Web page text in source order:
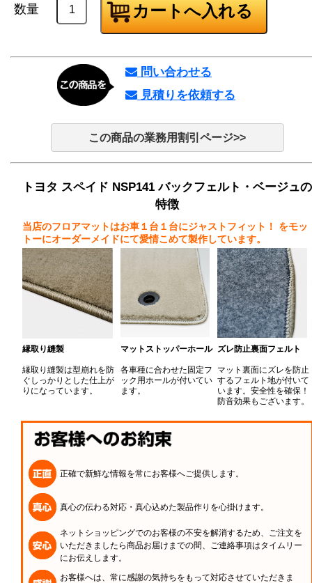
数量
問い合わせる
見積りを依頼する
この商品の業務用割引ページ>>
トヨタ スペイド NSP141 バックフェルト・ベージュの
特徴
当店のフロアマットはお車１台１台にジャストフィット！
をモッ
トーにオーダーメイドにて愛情こめて製作しています。
縁取り縫製
縁取り縫製は型崩れを防
ぐしっかりとした仕上が
りになっています。
マットストッパーホール
各車種に合わせた固定フ
ック用ホールが付いてい
ます。
ズレ防止裏面フェルト
マット裏面にズレを防止
するフェルト地が付いて
います。安全性を確保！
防音効果もございます。
正確で新鮮な情報を常にお客様へご提供します。
真心の伝わる対応・真心込めた製品作りを心掛けます。
ネットショッピングでのお客様の不安を解消するため、ご注文を
いただきましたら商品お届けまでの間、ご連絡事項はタイムリー
にお伝えします。
お客様へは、常に感謝の気持ちをもって対応させていただきま